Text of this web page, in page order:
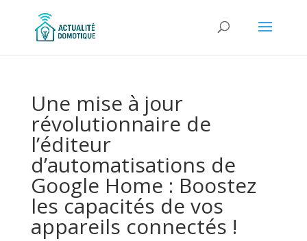
Une mise à jour
révolutionnaire de
l’éditeur
d’automatisations de
Google Home : Boostez
les capacités de vos
appareils connectés !